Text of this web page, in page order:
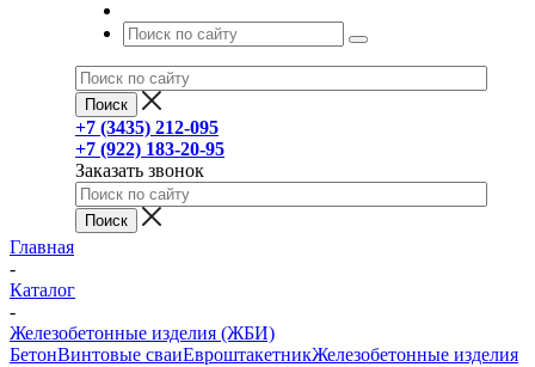
+7 (3435) 212-095
+7 (922) 183-20-95
Заказать звонок
Главная
-
Каталог
-
Железобетонные изделия (ЖБИ)
БетонВинтовые сваиЕвроштакетникЖелезобетонные изделия